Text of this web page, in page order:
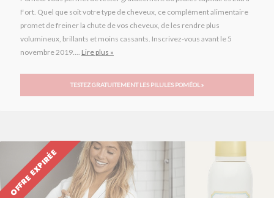
Fort. Quel que soit votre type de cheveux, ce complément alimentaire
promet de freiner la chute de vos cheveux, de les rendre plus
volumineux, brillants et moins cassants. Inscrivez-vous avant le 5
novembre 2019.... Lire plus »
TESTEZ GRATUITEMENT LES PILULES POMÉOL »
OFFRE EXPIRÉE